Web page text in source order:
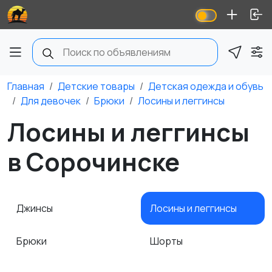
Главная Детские товары
Детская одежда и обувь
Для девочек
Брюки Лосины и леггинсы
Лосины и леггинсы
в Сорочинске
Джинсы
Брюки
Лосины и леггинсы
Шорты